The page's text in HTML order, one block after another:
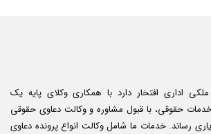
اداری افتخار دارد با همکاری وکلای پایه یک
حقوقی، با قبول مشاوره و وکالت دعاوی حقوقی
رساند. خدمات ما شامل وکالت انواع پرونده دعاوی